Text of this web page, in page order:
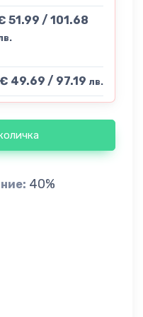
51.99 / 101.68
€ 49.69 / 97.19 лв.
40%